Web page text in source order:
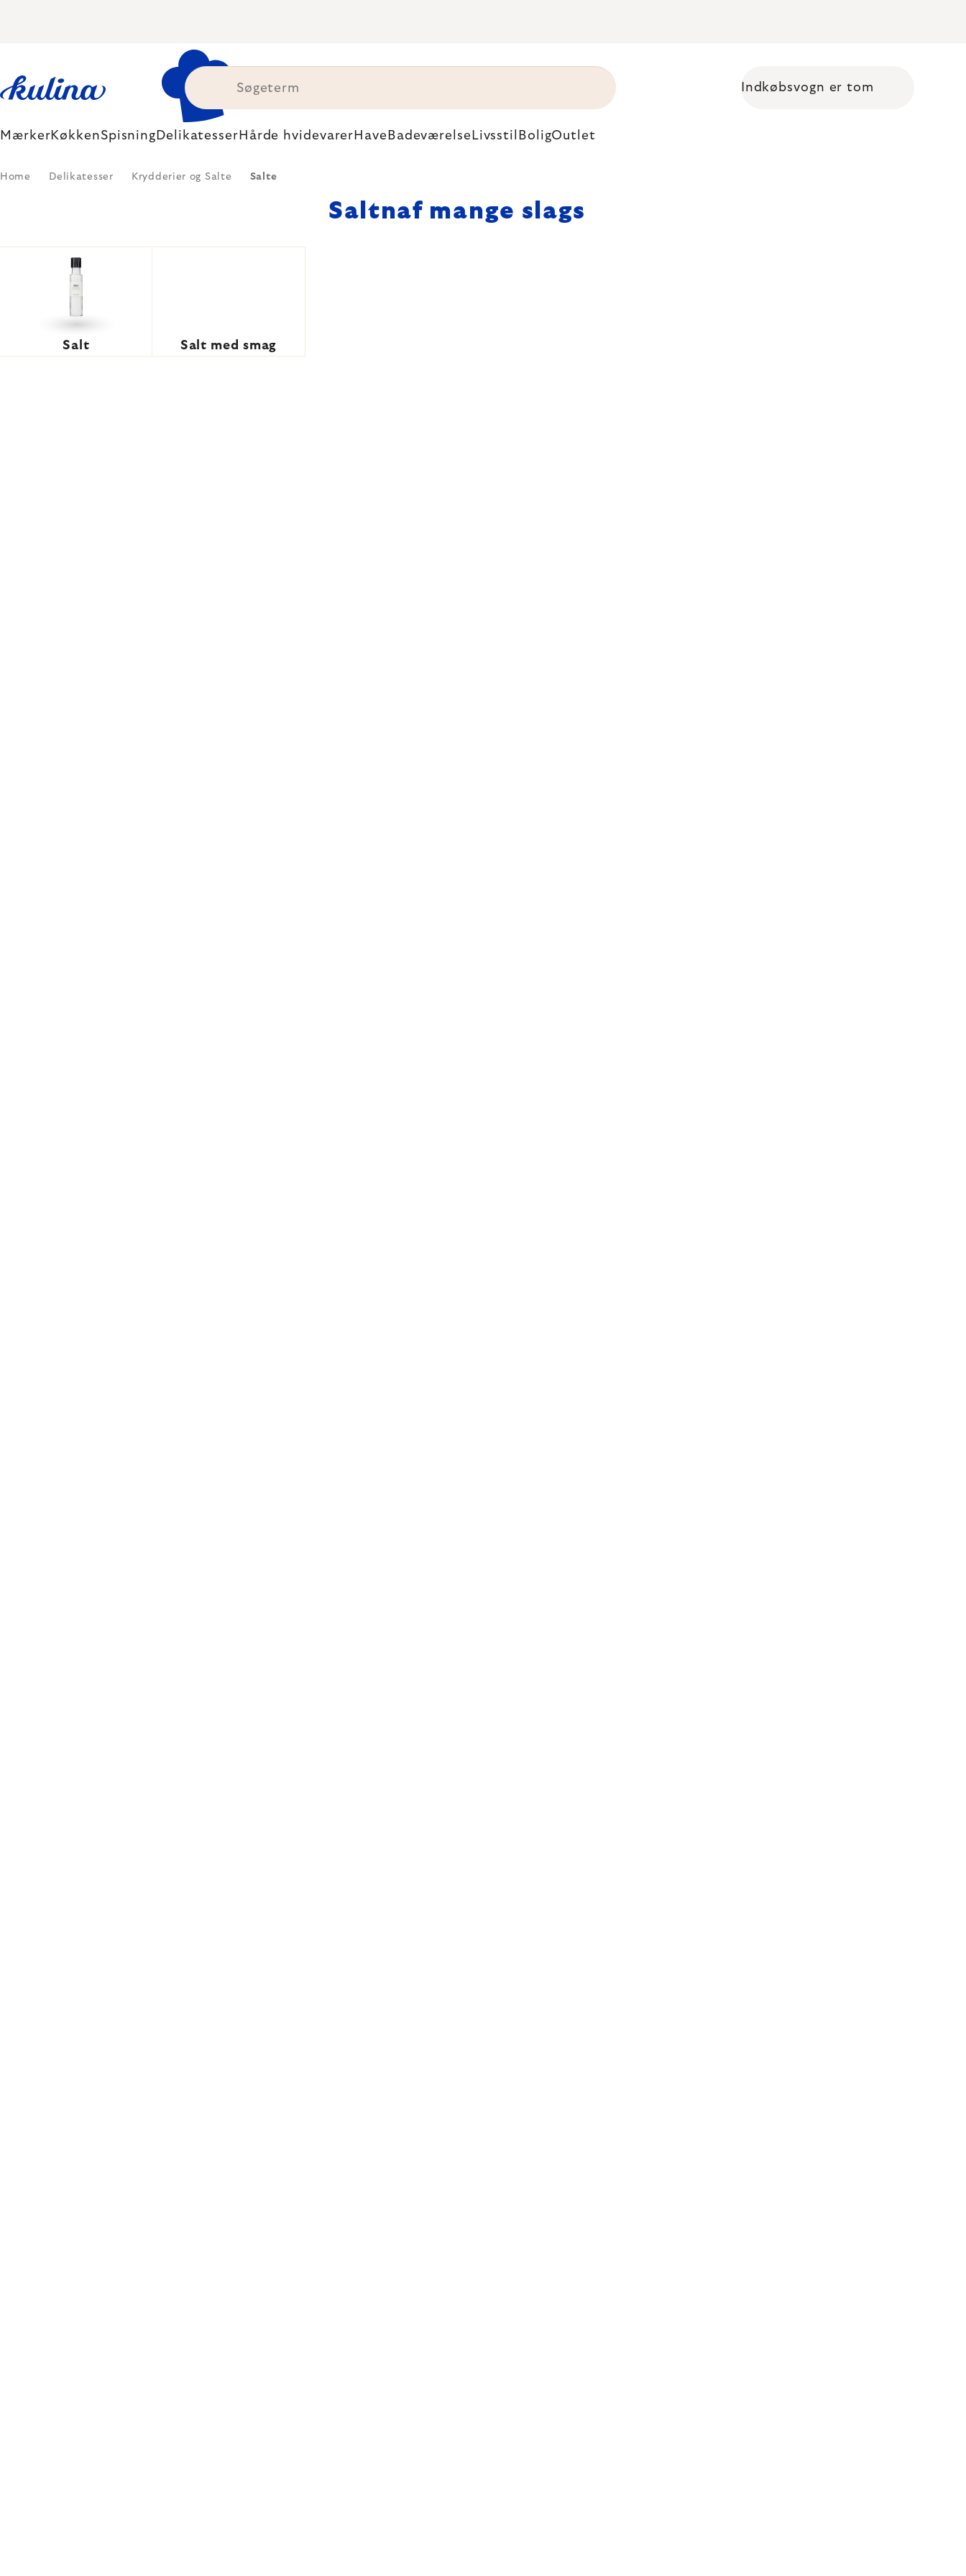
Shopping cart
Indkøbsvogn er tom
MærkerKøkkenSpisning Delikatesser Hårde hvidevarer Have Badeværelse Livsstil BoligOutlet
Home Delikatesser Krydderier og Salte Salte
Saltnaf mange slags
Salt Salt med smag